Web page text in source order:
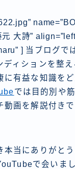
大詩”
] 当ブログで
ィションを整え
に有益な知識を
では目的別や
動画を解説付き
本当にありがと
で会いま